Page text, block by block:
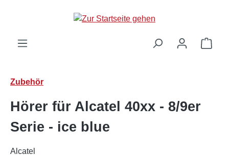
Zum Hauptinhalt springen
Zubehör
Hörer für Alcatel 40xx - 8/9er
Serie - ice blue
Alcatel